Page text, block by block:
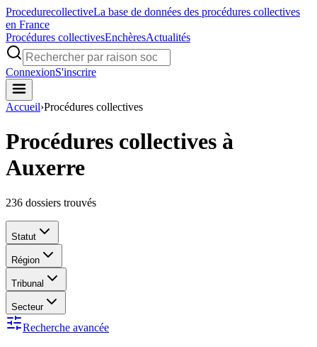
ProcedurecollectiveLa base de données des procédures collectives
en France
Procédures collectivesEnchèresActualités
ConnexionS'inscrire
Accueil›Procédures collectives
Procédures collectives à
Auxerre
236 dossiers trouvés
Statut
Région
Tribunal
Secteur
Recherche avancée